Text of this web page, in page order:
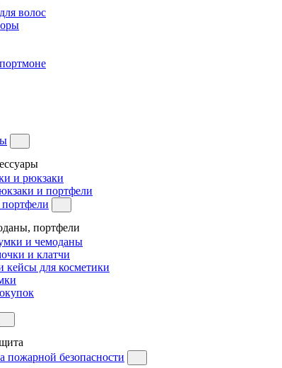
волос
и рюкзаки
и портфели
портфели
и чемоданы
и клатчи
кейсы для косметики
пожарной безопасности